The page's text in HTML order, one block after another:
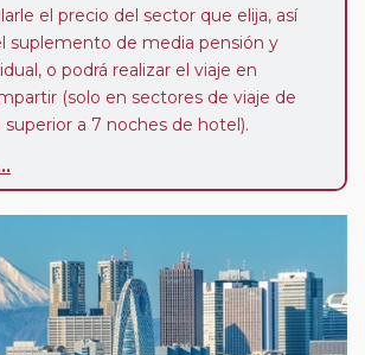
el precio del sector que elija, así
suplemento de media pensión y
o podrá realizar el viaje en
(solo en sectores de viaje de
superior a 7 noches de hotel).
este circuito, en cualquier época del
Pasajeros (cuya obtención se realiza
de satisfacción en "Mi viaje")
luna de miel contarán con un